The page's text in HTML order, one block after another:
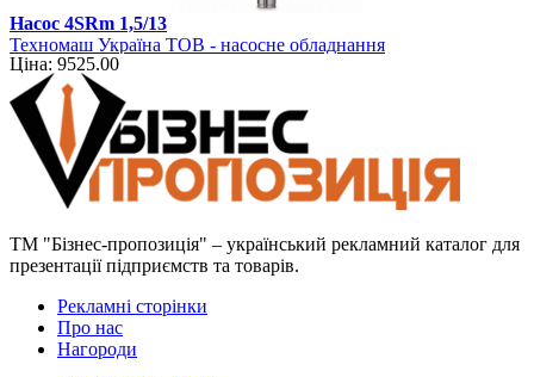
Насос 4SRm 1,5/13
Техномаш Україна ТОВ - насосне обладнання
Ціна: 9525.00
ТМ "Бізнес-пропозиція" – український рекламний каталог для
презентації підприємств та товарів.
Рекламні сторінки
Про нас
Нагороди